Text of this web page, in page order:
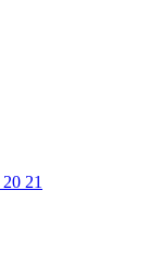
20 21